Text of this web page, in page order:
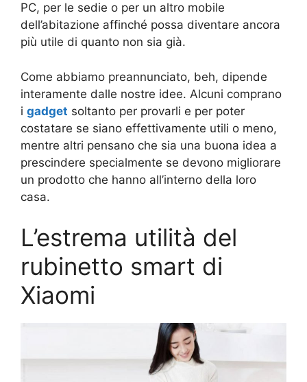
PC, per le sedie o per un altro mobile
dell’abitazione affinché possa diventare ancora
più utile di quanto non sia già.
Come abbiamo preannunciato, beh, dipende
interamente dalle nostre idee. Alcuni comprano
i gadget soltanto per provarli e per poter
costatare se siano effettivamente utili o meno,
mentre altri pensano che sia una buona idea a
prescindere specialmente se devono migliorare
un prodotto che hanno all’interno della loro
casa.
L’estrema utilità del
rubinetto smart di
Xiaomi